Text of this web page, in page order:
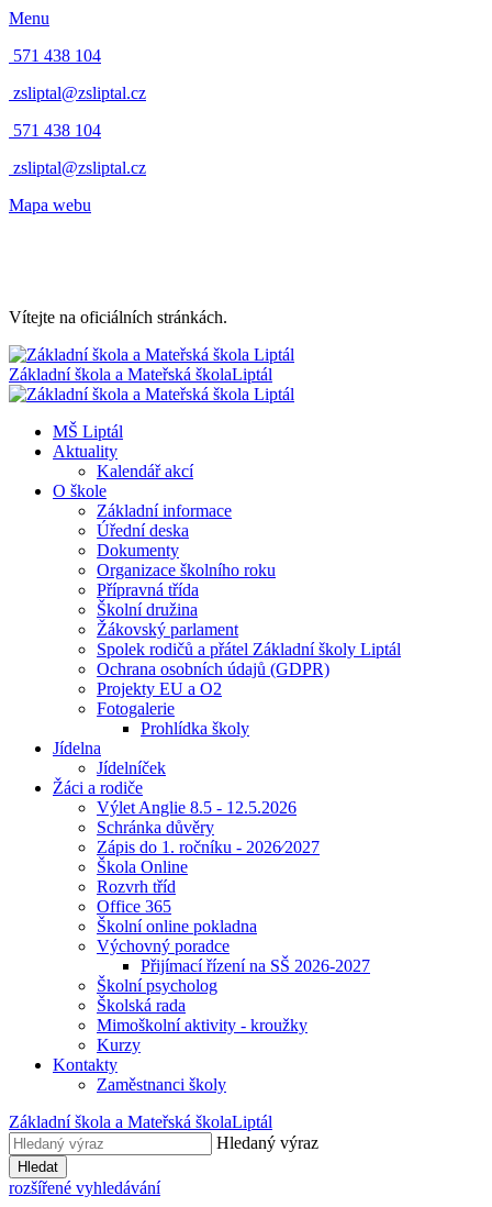
Menu
571 438 104
zsliptal@zsliptal.cz
571 438 104
zsliptal@zsliptal.cz
Mapa webu
Vítejte na oficiálních stránkách.
Základní škola a Mateřská školaLiptál
MŠ Liptál
Aktuality
Kalendář akcí
O škole
Základní informace
Úřední deska
Dokumenty
Organizace školního roku
Přípravná třída
Školní družina
Žákovský parlament
Spolek rodičů a přátel Základní školy Liptál
Ochrana osobních údajů (GDPR)
Projekty EU a O2
Fotogalerie
Prohlídka školy
Jídelna
Jídelníček
Žáci a rodiče
Výlet Anglie 8.5 - 12.5.2026
Schránka důvěry
Zápis do 1. ročníku - 2026⁄2027
Škola Online
Rozvrh tříd
Office 365
Školní online pokladna
Výchovný poradce
Přijímací řízení na SŠ 2026-2027
Školní psycholog
Školská rada
Mimoškolní aktivity - kroužky
Kurzy
Kontakty
Zaměstnanci školy
Základní škola a Mateřská školaLiptál
Hledaný výraz
Hledat
rozšířené vyhledávání